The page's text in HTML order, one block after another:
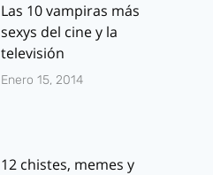
Las 10 vampiras más
sexys del cine y la
televisión
Enero 15, 2014
12 chistes, memes y